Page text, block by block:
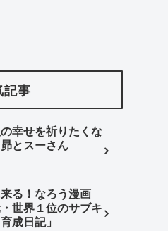
記事
幸せを祈りたくな
とスーさん
る！なろう漫画
・世界１位のサブキ
成日記」